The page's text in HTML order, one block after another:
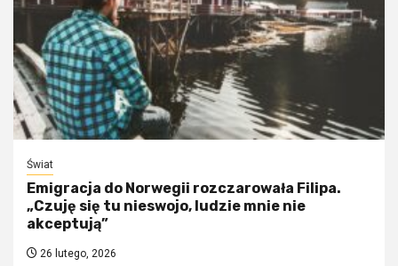
Świat
Emigracja do Norwegii rozczarowała Filipa.
„Czuję się tu nieswojo, ludzie mnie nie
akceptują”
26 lutego, 2026